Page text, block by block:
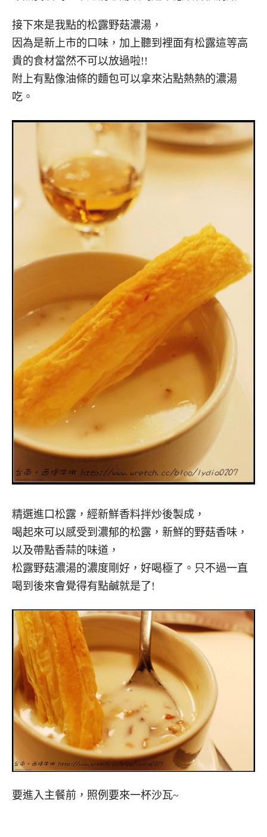
接下來是我點的松露野菇濃湯，
因為是新上市的口味，加上聽到裡面有松露這等高
貴的食材當然不可以放過啦!!
附上有點像油條的麵包可以拿來沾點熱熱的濃湯
吃。
精選進口松露，經新鮮香料拌炒後製成，
喝起來可以感受到濃郁的松露，新鮮的野菇香味，
以及帶點香蒜的味道，
松露野菇濃湯的濃度剛好，好喝極了。只不過一直
喝到後來會覺得有點鹹就是了!
要進入主餐前，照例要來一杯沙瓦~